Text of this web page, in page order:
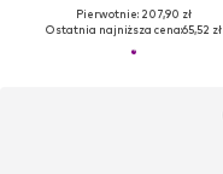
Pierwotnie: 207,90 zł
Ostatnia najniższa cena:65,52 zł